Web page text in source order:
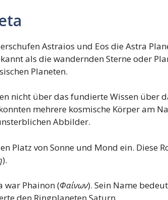
Astraios und Eos die Astra
als die wandernden Sterne oder
Planeten.
nicht über das fundierte Wissen über
mehrere kosmische Körper am
Abbilder.
Platz von Sonne und Mond ein. Diese
).
war Phainon (Φαίνων). Sein Name